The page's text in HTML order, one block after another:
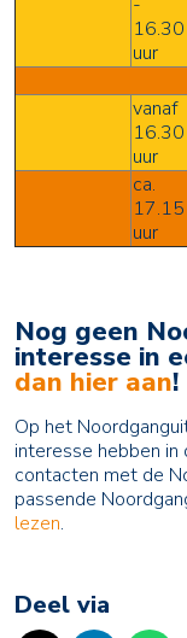
16.30
uur
vanaf
16.30
uur
ca.
17.15
uur
Nog geen
interesse in
dan hier aan!
Op het
interesse hebben in
contacten met de
passende
lezen.
Deel via